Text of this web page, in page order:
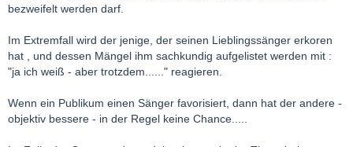
bezweifelt werden darf.
Im Extremfall wird der jenige, der seinen Lieblingssänger erkoren
hat , und dessen Mängel ihm sachkundig aufgelistet werden mit :
"ja ich weiß - aber trotzdem......" reagieren.
Wenn ein Publikum einen Sänger favorisiert, dann hat der andere -
objektiv bessere - in der Regel keine Chance.....